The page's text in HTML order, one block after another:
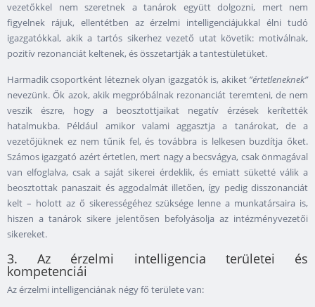
vezetőkkel nem szeretnek a tanárok együtt dolgozni, mert nem
figyelnek rájuk, ellentétben az érzelmi intelligenciájukkal élni tudó
igazgatókkal, akik a tartós sikerhez vezető utat követik: motiválnak,
pozitív rezonanciát keltenek, és összetartják a tantestületüket.
Harmadik csoportként léteznek olyan igazgatók is, akiket ”értetleneknek”
nevezünk. Ők azok, akik megpróbálnak rezonanciát teremteni, de nem
veszik észre, hogy a beosztottjaikat negatív érzések kerítették
hatalmukba. Például amikor valami aggasztja a tanárokat, de a
vezetőjüknek ez nem tűnik fel, és továbbra is lelkesen buzdítja őket.
Számos igazgató azért értetlen, mert nagy a becsvágya, csak önmagával
van elfoglalva, csak a saját sikerei érdeklik, és emiatt süketté válik a
beosztottak panaszait és aggodalmát illetően, így pedig disszonanciát
kelt – holott az ő sikerességéhez szüksége lenne a munkatársaira is,
hiszen a tanárok sikere jelentősen befolyásolja az intézményvezetői
sikereket.
3. Az érzelmi intelligencia területei és
kompetenciái
Az érzelmi intelligenciának négy fő területe van: